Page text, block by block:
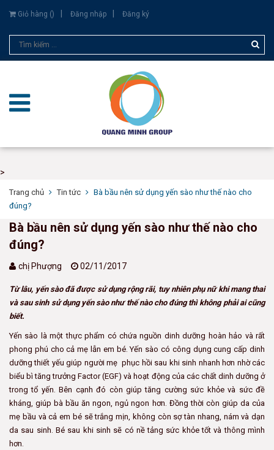
Giỏ hàng () Đăng nhập Đăng ký
>
Trang chủ Tin tức
Bà bầu nên sử dụng yến sào như thế nào cho
đúng?
Bà bầu nên sử dụng yến sào như thế nào cho
đúng?
chị Phượng 02/11/2017
Từ lâu, yến sào đã được sử dụng rộng rãi, tuy nhiên phụ nữ khi mang thai
và sau sinh sử dụng yến sào như thế nào cho đúng thì không phải ai cũng
biết.
Yến sào là một thực phẩm có chứa nguồn dinh dưỡng hoàn hảo và rất
phong phú cho cả mẹ lẫn em bé. Yến sào có công dụng cung cấp dinh
dưỡng thiết yếu giúp người mẹ phục hồi sau khi sinh nhanh hơn nhờ các
biểu bì tăng trưởng Factor (EGF) và hoạt động của các chất dinh dưỡng ở
trong tổ yến. Bên cạnh đó còn giúp tăng cường sức khỏe và sức đề
kháng, giúp bà bầu ăn ngon, ngủ ngon hơn. Đồng thời còn giúp da của
mẹ bầu và cả em bé sẽ trắng mịn, không còn sợ tàn nhang, nám và dạn
da sau sinh. Bé sau khi sinh sẽ có nề tảng sức khỏe tốt và thông mình
hơn.